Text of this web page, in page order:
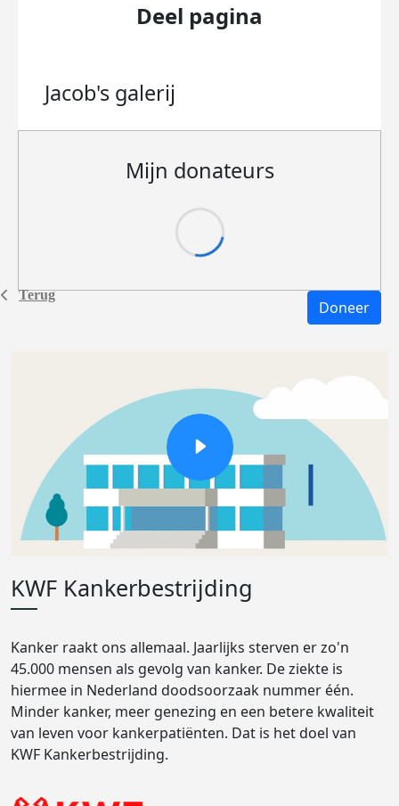
Terug
Deel pagina
Jacob's galerij
Mijn donateurs
Doneer
KWF Kankerbestrijding
Kanker raakt ons allemaal. Jaarlijks sterven er zo'n
45.000 mensen als gevolg van kanker. De ziekte is
hiermee in Nederland doodsoorzaak nummer één.
Minder kanker, meer genezing en een betere kwaliteit
van leven voor kankerpatiënten. Dat is het doel van
KWF Kankerbestrijding.